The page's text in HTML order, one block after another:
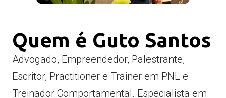
Quem é Guto Santos
Advogado, Empreendedor, Palestrante,
Escritor, Practitioner e Trainer em PNL e
Treinador Comportamental. Especialista em